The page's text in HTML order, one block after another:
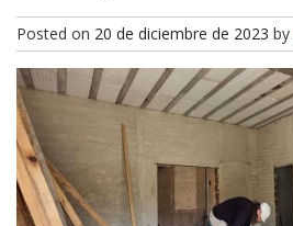
Posted on 20 de diciembre de 2023 by